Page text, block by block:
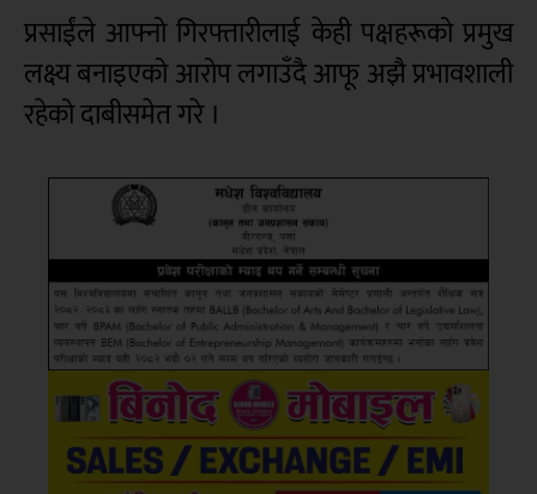
प्रसाईंले आफ्नो गिरफ्तारीलाई केही पक्षहरूको प्रमुख
लक्ष्य बनाइएको आरोप लगाउँदै आफू अझै प्रभावशाली
रहेको दाबीसमेत गरे ।